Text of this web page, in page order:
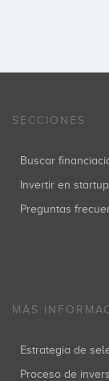
SECCIONES
Buscar
Invertir en
Preguntas
MÁS
Estrategia de
Proceso de